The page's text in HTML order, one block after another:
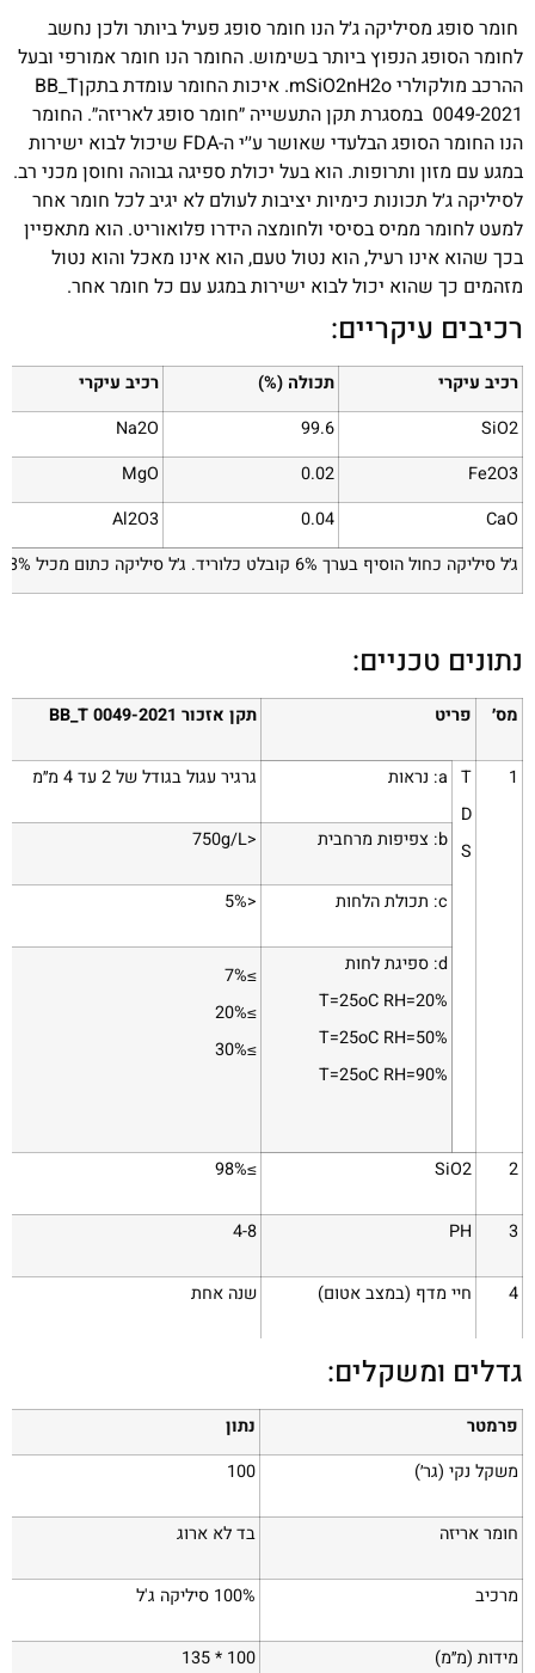
חומר סופג מסיליקה ג׳ל הנו חומר סופג פעיל ביותר ולכן נחשב
לחומר הסופג הנפוץ ביותר בשימוש. החומר הנו חומר אמורפי ובעל
ההרכב מולקולרי mSiO
2nH2
o. איכות החומר עומדת בתקןBB_T
0049-2021 במסגרת תקן התעשייה ״חומר סופג לאריזה״. החומר
הנו החומר הסופג הבלעדי שאושר ע׳׳י ה-FDA שיכול לבוא ישירות
במגע עם מזון ותרופות. הוא בעל יכולת ספיגה גבוהה וחוסן מכני רב.
לסיליקה ג׳ל תכונות כימיות יציבות לעולם לא יגיב לכל חומר אחר
למעט לחומר ממיס בסיסי ולחומצה הידרו פלואוריט. הוא מתאפיין
בכך שהוא אינו רעיל, הוא נטול טעם, הוא אינו מאכל והוא נטול
מזהמים כך שהוא יכול לבוא ישירות במגע עם כל חומר אחר.
רכיבים עיקריים:
רכיב עיקרי תכולה (%)
רכיב עיקרי
SiO2
99.6
Na2O
Fe2O3
0.02
MgO
CaO
0.04
Al2O3
ג׳ל סיליקה כחול הוסיף בערך 6% קובלט כלוריד. ג׳ל סיליקה כתום מכיל 3% מתיל סגול (ידידותי לסביבה)
נתונים טכניים:
מס׳ פריט תקן אזכור BB_T 0049-2021
1
T
D
S
a: נראות גרגיר עגול בגודל של 2 עד 4 מ׳׳מ
b: צפיפות מרחבית <750g/L
c: תכולת הלחות <5%
d: ספיגת לחות
T=25oC RH=20%
T=25oC RH=50%
T=25oC RH=90%
≥
7%
≥
20%
≥
30%
2
SiO2
≥
98%
3
PH
4-8
4 חיי מדף (במצב אטום) שנה אחת
גדלים ומשקלים:
פרמטר
נתון
משקל נקי (גר׳)
100
חומר אריזה בד לא ארוג
מרכיב 100% סיליקה ג'ל
מידות (מ׳׳מ) 100 * 135